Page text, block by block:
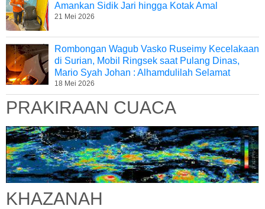
Amankan Sidik Jari hingga Kotak Amal
21 Mei 2026
Rombongan Wagub Vasko Ruseimy Kecelakaan
di Surian, Mobil Ringsek saat Pulang Dinas,
Mario Syah Johan : Alhamdulilah Selamat
18 Mei 2026
PRAKIRAAN CUACA
KHAZANAH